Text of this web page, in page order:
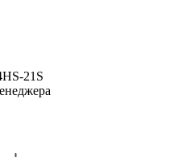
21S